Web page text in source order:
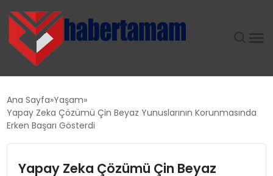
TEKNOLOJI
Ana Sayfa Yaşam
Yapay Zeka Çözümü Çin Beyaz Yunuslarının Korunmasında
Erken Başarı Gösterdi
Yapay Zeka Çözümü Çin Beyaz